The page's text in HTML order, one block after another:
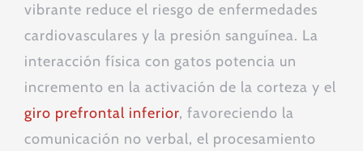
vibrante reduce el riesgo de enfermedades
cardiovasculares y la presión sanguínea. La
interacción física con gatos potencia un
incremento en la activación de la corteza y el
giro prefrontal inferior, favoreciendo la
comunicación no verbal, el procesamiento